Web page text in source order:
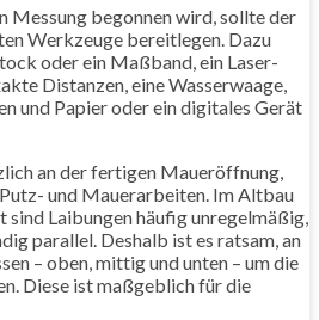
Messung begonnen wird, sollte der
Werkzeuge bereitlegen. Dazu
oder ein Maßband, ein Laser-
Distanzen, eine Wasserwaage,
und Papier oder ein digitales Gerät
an der fertigen Maueröffnung,
und Mauerarbeiten. Im Altbau
Laibungen häufig unregelmäßig,
parallel. Deshalb ist es ratsam, an
– oben, mittig und unten – um die
Diese ist maßgeblich für die